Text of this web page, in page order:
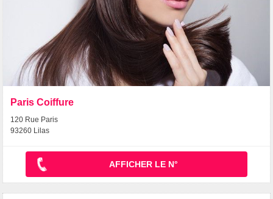
Paris Coiffure
120 Rue Paris
93260 Lilas
AFFICHER LE N°